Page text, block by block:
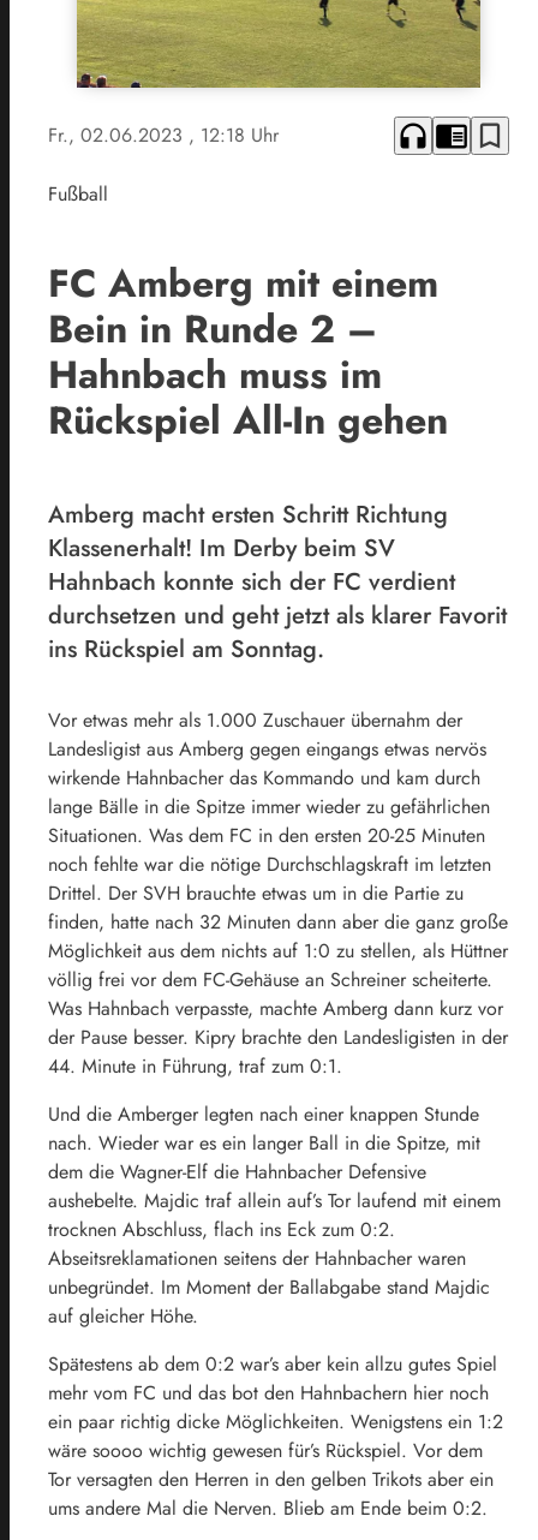
Fr., 02.06.2023 , 12:18 Uhr headphones chrome_reader_mode bookmark_border
Fußball
FC Amberg mit einem
Bein in Runde 2 –
Hahnbach muss im
Rückspiel All-In gehen
Amberg macht ersten Schritt Richtung
Klassenerhalt! Im Derby beim SV
Hahnbach konnte sich der FC verdient
durchsetzen und geht jetzt als klarer Favorit
ins Rückspiel am Sonntag.
Vor etwas mehr als 1.000 Zuschauer übernahm der
Landesligist aus Amberg gegen eingangs etwas nervös
wirkende Hahnbacher das Kommando und kam durch
lange Bälle in die Spitze immer wieder zu gefährlichen
Situationen. Was dem FC in den ersten 20-25 Minuten
noch fehlte war die nötige Durchschlagskraft im letzten
Drittel. Der SVH brauchte etwas um in die Partie zu
finden, hatte nach 32 Minuten dann aber die ganz große
Möglichkeit aus dem nichts auf 1:0 zu stellen, als Hüttner
völlig frei vor dem FC-Gehäuse an Schreiner scheiterte.
Was Hahnbach verpasste, machte Amberg dann kurz vor
der Pause besser. Kipry brachte den Landesligisten in der
44. Minute in Führung, traf zum 0:1.
Und die Amberger legten nach einer knappen Stunde
nach. Wieder war es ein langer Ball in die Spitze, mit
dem die Wagner-Elf die Hahnbacher Defensive
aushebelte. Majdic traf allein auf’s Tor laufend mit einem
trocknen Abschluss, flach ins Eck zum 0:2.
Abseitsreklamationen seitens der Hahnbacher waren
unbegründet. Im Moment der Ballabgabe stand Majdic
auf gleicher Höhe.
Spätestens ab dem 0:2 war’s aber kein allzu gutes Spiel
mehr vom FC und das bot den Hahnbachern hier noch
ein paar richtig dicke Möglichkeiten. Wenigstens ein 1:2
wäre soooo wichtig gewesen für’s Rückspiel. Vor dem
Tor versagten den Herren in den gelben Trikots aber ein
ums andere Mal die Nerven. Blieb am Ende beim 0:2.